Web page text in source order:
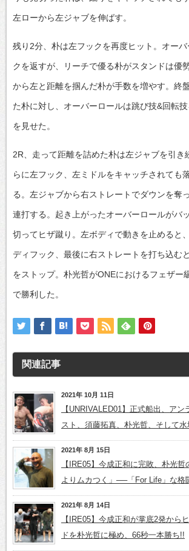
左ローから左ジャブを伸ばす。
残り2分、朴は左フックを再度ヒット。オー
クを返すが、リーチで優る朴がスタンドは優
から左と距離を掴んだ朴が手数を増やす。終
た朴に対し、オーバーロールは跳び技&回転
を見せた。
2R、走って距離を詰めた朴は左ジャブを引き
らに左フック、左ミドルをキャッチされても
る。左ジャブから右ストレートでダウンを奪
連打する。起き上がったオーバーロールがバ
切ってヒザ蹴り。左ボディで動きを止めると
ディフック、最後に右ストレートを打ち込む
をストップ。朴光哲がONEにおけるフェザー
で勝利した。
関連記事
2021年 10月 11日
【UNRIVALED01】正式船出、ア
スト、須藤拓真、朴光哲、そして
2021年 8月 15日
【IRE05】今成正和に完敗、朴光
よりムカつく」──「For Life」な格
2021年 8月 14日
【IRE05】今成正和が掌底2発から
ドを朴光哲に極め、66秒一本勝ち!!